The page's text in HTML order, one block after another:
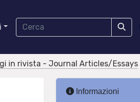
in rivista - Journal Articles/Essays
Informazioni